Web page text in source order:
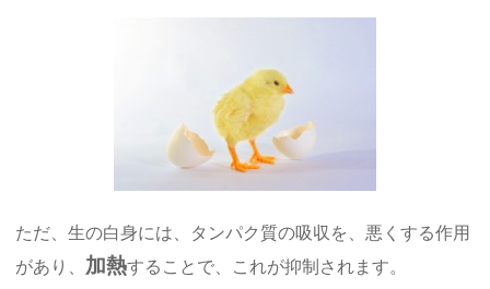
ただ、生の白身には、タンパク質の吸収を、悪くする作用
があり、 加熱することで、これが抑制されます。